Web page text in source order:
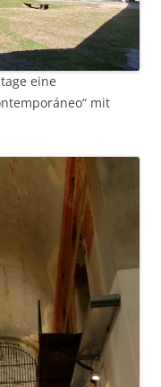
eine
mit